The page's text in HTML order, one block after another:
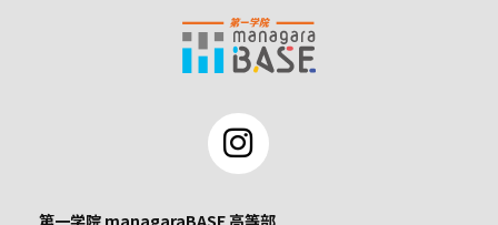
第一学院 managaraBASE 高等部